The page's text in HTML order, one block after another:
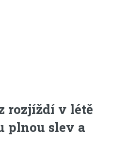
rozjíždí v létě
plnou slev a